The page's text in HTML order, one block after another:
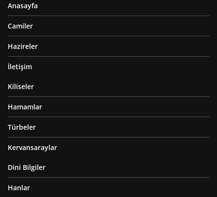
Anasayfa
Camiler
Hazireler
İletişim
Kiliseler
Hamamlar
Türbeler
Kervansaraylar
Dini Bilgiler
Hanlar